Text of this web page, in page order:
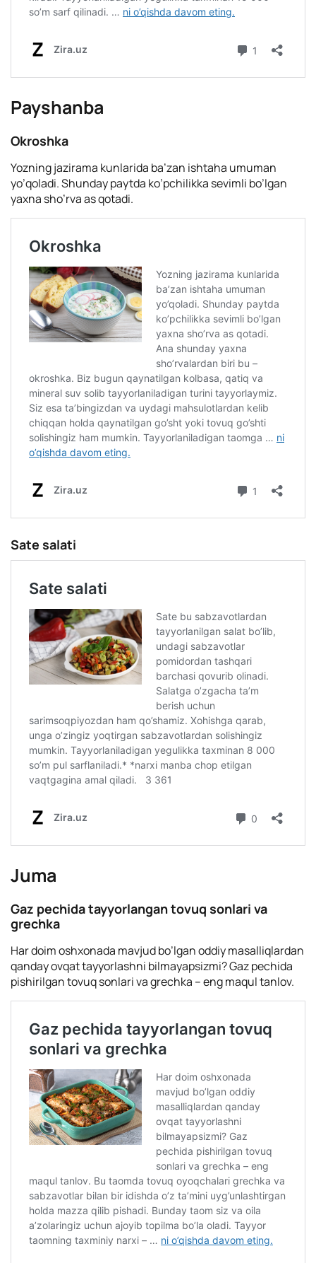
Payshanba
Okroshka
Yozning jazirama kunlarida ba’zan ishtaha umuman
yo’qoladi. Shunday paytda ko’pchilikka sevimli bo’lgan
yaxna sho’rva as qotadi.
Sate salati
Juma
Gaz pechida tayyorlangan tovuq sonlari va
grechka
Har doim oshxonada mavjud bo’lgan oddiy masalliqlardan
qanday ovqat tayyorlashni bilmayapsizmi? Gaz pechida
pishirilgan tovuq sonlari va grechka – eng maqul tanlov.